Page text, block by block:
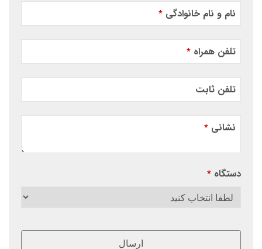
نام و نام خانوادگی *
تلفن همراه *
تلفن ثابت
نشانی *
دستگاه *
ارسال